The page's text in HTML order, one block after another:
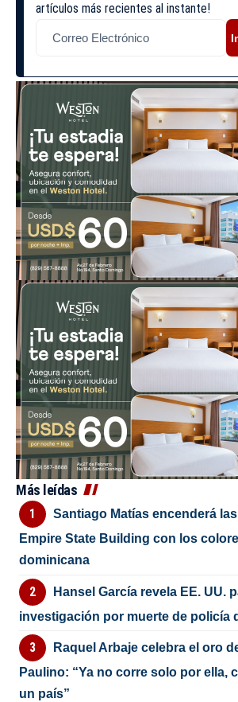
artículos más recientes al instante!
Más leídas
Santiago Matías encenderá
Empire State Building con los
dominicana
Hansel García revela EE. UU.
investigación por muerte de policía
Raquel Arbaje celebra el oro
Paulino: “Ya no corre solo por ella,
un país”